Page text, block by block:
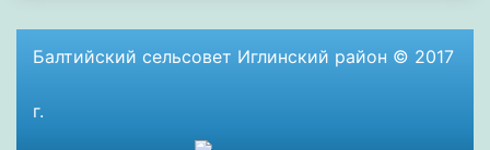
Балтийский сельсовет Иглинский район © 2017
г.